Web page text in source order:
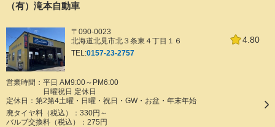
（有）滝本自動車
4.80
〒090-0023
北海道北見市北３条東４丁目１６
TEL:0157-23-2757
営業時間：平日 AM9:00～PM6:00
日曜祝日 定休日
定休日： 第2第4土曜・日曜・祝日・GW・お盆・年末年始
廃タイヤ料（税込）： 330円～
バルブ交換料（税込）： 275円